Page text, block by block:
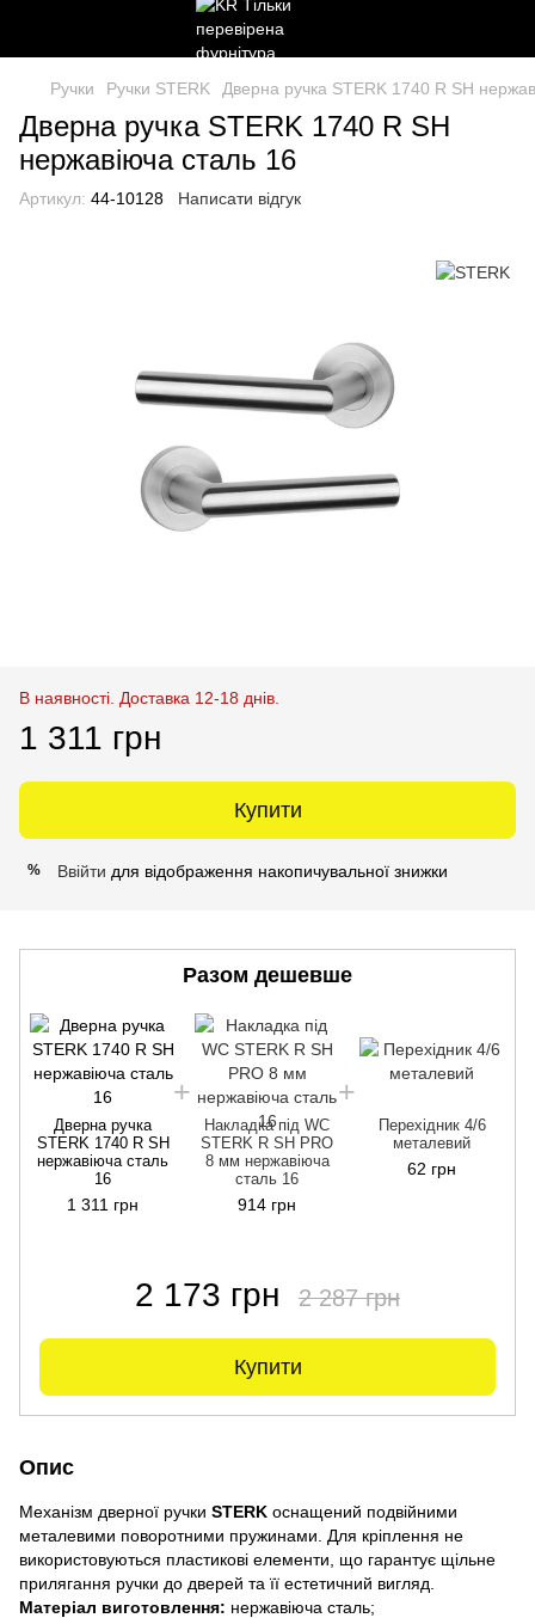
Ручки Ручки STERK Дверна ручка STERK 1740 R SH
Дверна ручка STERK 1740 R SH
нержавіюча сталь 16
Артикул: 44-10128 Написати відгук
В наявності. Доставка 12-18 днів.
1 311 грн
Купити
% Ввійти для відображення накопичувальної знижки
Разом дешевше
Дверна ручка
STERK 1740 R SH
нержавіюча сталь
16
1 311 грн
Накладка під WC
STERK R SH PRO
8 мм нержавіюча
сталь 16
914 грн
Перехідник 4/6
металевий
62 грн
2 173 грн 2 287 грн
Купити
Опис
Механізм дверної ручки STERK оснащений подвійними
металевими поворотними пружинами. Для кріплення не
використовуються пластикові елементи, що гарантує щільне
прилягання ручки до дверей та її естетичний вигляд.
Матеріал виготовлення: нержавіюча сталь;